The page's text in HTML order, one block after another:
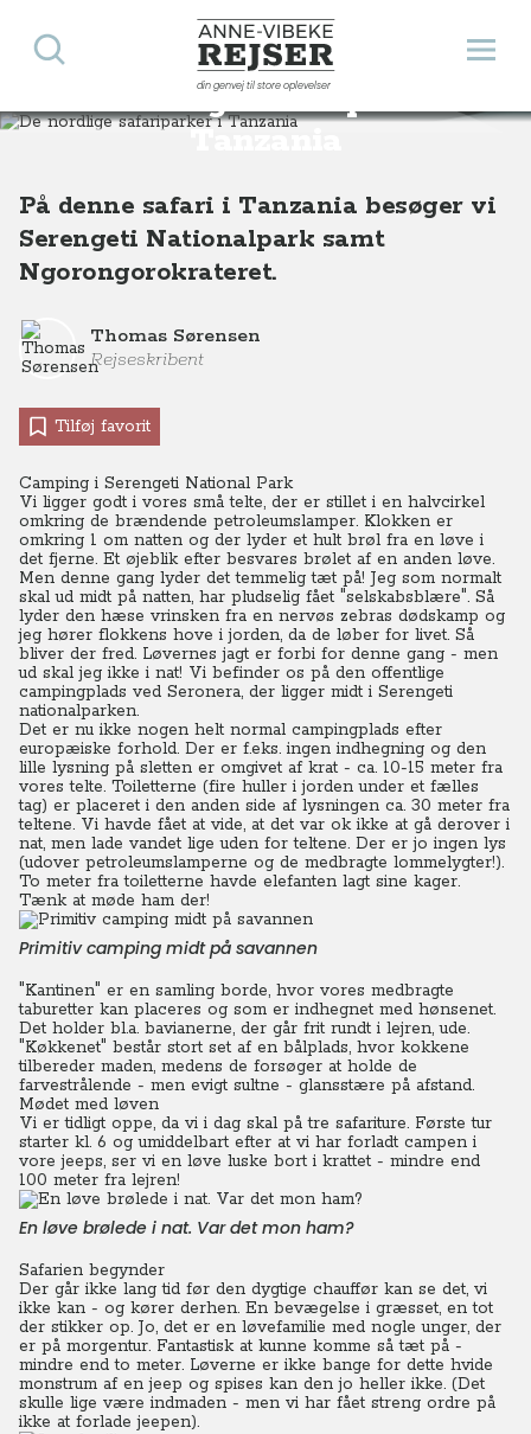
Anne-Vibeke Rejser
din genvej til store oplevelser
Åbn
Søg
De nordlige safariparker i
Tanzania
Destinationer Afrika Tanzania De nordlige safariparker i Tanzania
På denne safari i Tanzania besøger vi
Serengeti Nationalpark samt
Ngorongorokrateret.
Thomas Sørensen
Rejseskribent
Tilføj favorit
Camping i Serengeti National Park
Vi ligger godt i vores små telte, der er stillet i en halvcirkel
omkring de brændende petroleumslamper. Klokken er
omkring 1 om natten og der lyder et hult brøl fra en løve i
det fjerne. Et øjeblik efter besvares brølet af en anden løve.
Men denne gang lyder det temmelig tæt på! Jeg som normalt
skal ud midt på natten, har pludselig fået "selskabsblære". Så
lyder den hæse vrinsken fra en nervøs zebras dødskamp og
jeg hører flokkens hove i jorden, da de løber for livet. Så
bliver der fred. Løvernes jagt er forbi for denne gang - men
ud skal jeg ikke i nat! Vi befinder os på den offentlige
campingplads ved Seronera, der ligger midt i Serengeti
nationalparken.
Det er nu ikke nogen helt normal campingplads efter
europæiske forhold. Der er f.eks. ingen indhegning og den
lille lysning på sletten er omgivet af krat - ca. 10-15 meter fra
vores telte. Toiletterne (fire huller i jorden under et fælles
tag) er placeret i den anden side af lysningen ca. 30 meter fra
teltene. Vi havde fået at vide, at det var ok ikke at gå derover i
nat, men lade vandet lige uden for teltene. Der er jo ingen lys
(udover petroleumslamperne og de medbragte lommelygter!).
To meter fra toiletterne havde elefanten lagt sine kager.
Tænk at møde ham der!
Primitiv camping midt på savannen
"Kantinen" er en samling borde, hvor vores medbragte
taburetter kan placeres og som er indhegnet med hønsenet.
Det holder bl.a. bavianerne, der går frit rundt i lejren, ude.
"Køkkenet" består stort set af en bålplads, hvor kokkene
tilbereder maden, medens de forsøger at holde de
farvestrålende - men evigt sultne - glansstære på afstand.
Mødet med løven
Vi er tidligt oppe, da vi i dag skal på tre safariture. Første tur
starter kl. 6 og umiddelbart efter at vi har forladt campen i
vore jeeps, ser vi en løve luske bort i krattet - mindre end
100 meter fra lejren!
En løve brølede i nat. Var det mon ham?
Safarien begynder
Der går ikke lang tid før den dygtige chauffør kan se det, vi
ikke kan - og kører derhen. En bevægelse i græsset, en tot
der stikker op. Jo, det er en løvefamilie med nogle unger, der
er på morgentur. Fantastisk at kunne komme så tæt på -
mindre end to meter. Løverne er ikke bange for dette hvide
monstrum af en jeep og spises kan den jo heller ikke. (Det
skulle lige være indmaden - men vi har fået streng ordre på
ikke at forlade jeepen).